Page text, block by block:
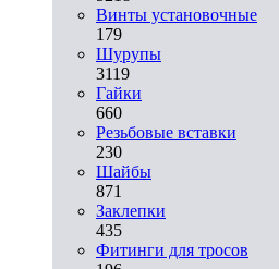
Винты установочные
179
Шурупы
3119
Гайки
660
Резьбовые вставки
230
Шайбы
871
Заклепки
435
Фитинги для тросов